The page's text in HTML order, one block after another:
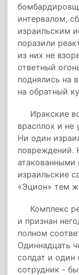
интервалом,
израильским
поразили
из них не
ответный
поднялись на
на обратный
Иракские
врасплох и не
Ни один
повреждений.
атакованными
израильские
«Эцион» тем
Комплекс
и признан
полном
Одиннадцать
солдат и один
сотрудник -